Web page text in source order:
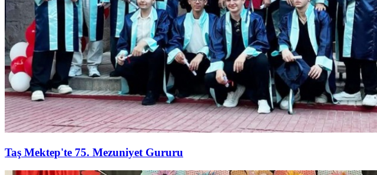
Taş Mektep'te 75. Mezuniyet Gururu